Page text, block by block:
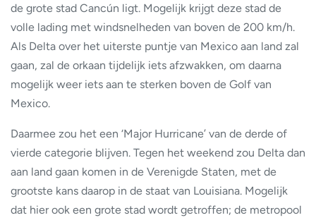
de grote stad Cancún ligt. Mogelijk krijgt deze stad de
volle lading met windsnelheden van boven de 200 km/h.
Als Delta over het uiterste puntje van Mexico aan land zal
gaan, zal de orkaan tijdelijk iets afzwakken, om daarna
mogelijk weer iets aan te sterken boven de Golf van
Mexico.
Daarmee zou het een ‘Major Hurricane’ van de derde of
vierde categorie blijven. Tegen het weekend zou Delta dan
aan land gaan komen in de Verenigde Staten, met de
grootste kans daarop in de staat van Louisiana. Mogelijk
dat hier ook een grote stad wordt getroffen; de metropool